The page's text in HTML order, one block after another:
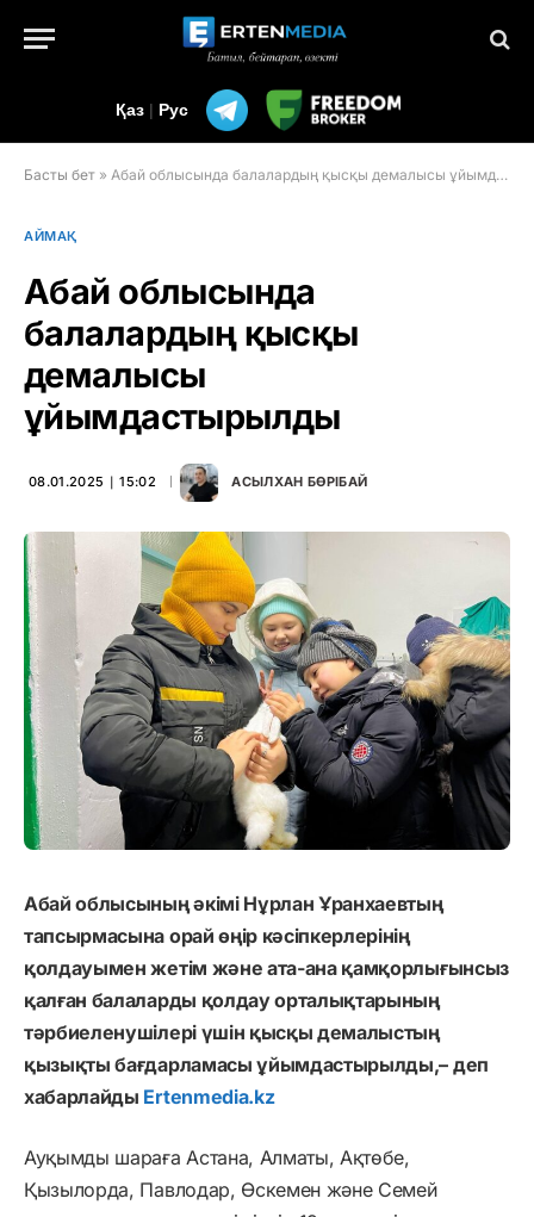
Қаз | Рус
Басты бет » Абай облысында балалардың қысқы демалысы ұйымдастырылды
АЙМАҚ
Абай облысында
балалардың қысқы
демалысы
ұйымдастырылды
08.01.2025 ∣ 15:02 АСЫЛХАН БӨРІБАЙ
Абай облысының әкімі Нұрлан Ұранхаевтың
тапсырмасына орай өңір кәсіпкерлерінің
қолдауымен жетім және ата-ана қамқорлығынсыз
қалған балаларды қолдау орталықтарының
тәрбиеленушілері үшін қысқы демалыстың
қызықты бағдарламасы ұйымдастырылды,– деп
хабарлайды Ertenmedia.kz
Ауқымды шараға Астана, Алматы, Ақтөбе,
Қызылорда, Павлодар, Өскемен және Семей